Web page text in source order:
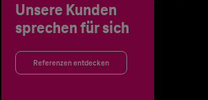
Unsere Kunden
sprechen für sich
Referenzen entdecken